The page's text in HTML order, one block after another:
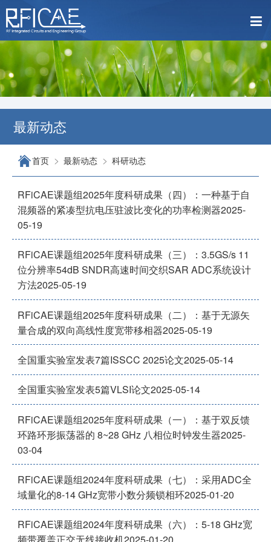
最新动态
首页 > 最新动态 > 科研动态
RFiCAE课题组2025年度科研成果（四）：一种基于自
混频器的紧凑型抗电压驻波比变化的功率检测器2025-
05-19
RFiCAE课题组2025年度科研成果（三）：3.5GS/s 11
位分辨率54dB SNDR高速时间交织SAR ADC系统设计
方法2025-05-19
RFiCAE课题组2025年度科研成果（二）：基于无源矢
量合成的双向高线性度宽带移相器2025-05-19
全国重实验室发表7篇ISSCC 2025论文2025-05-14
全国重实验室发表5篇VLSI论文2025-05-14
RFiCAE课题组2025年度科研成果（一）：基于双反馈
环路环形振荡器的 8~28 GHz 八相位时钟发生器2025-
03-04
RFiCAE课题组2024年度科研成果（七）：采用ADC全
域量化的8-14 GHz宽带小数分频锁相环2025-01-20
RFiCAE课题组2024年度科研成果（六）：5-18 GHz宽